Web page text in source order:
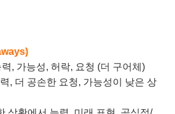
, 가능성, 허락, 요청 (더 구어체)
, 더 공손한 요청, 가능성이 낮은 상